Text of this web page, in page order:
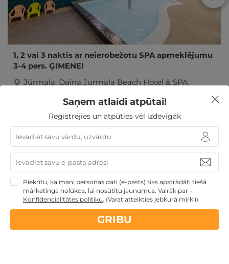
1, 2 vai 3 naktis ar neierobežotu SPA apmeklējumu
3-4 pers. ĢIMENEI
Jūrmala, Daina Jurmala Beach Hotel & SPA
Atpūtai Valentīndienā Valentīndienas dāvanas
Īpašie
piedāvājumi
Atpūta Lieldienu brīvdienās
Atpūta pie
jūras
Derīgs arī VASARĀ
Atpūta maija brīvdienās
Dāvanu idejas
TOP pirktākās dāvanas
Atpūta valsts
svētkos
Atpūta diviem Atpūta Latvijā
Saņem atlaidi atpūtai!
Reģistrējies un atpūties vēl izdevīgāk
Piekrītu, ka mani personas dati (e-pasts) tiks apstrādāti tiešā
mārketinga nolūkos, lai nosūtītu jaunumus. Vairāk par -
Konfidencialitātes politiku. (Varat atteikties jebkurā mirklī)
GRIBU